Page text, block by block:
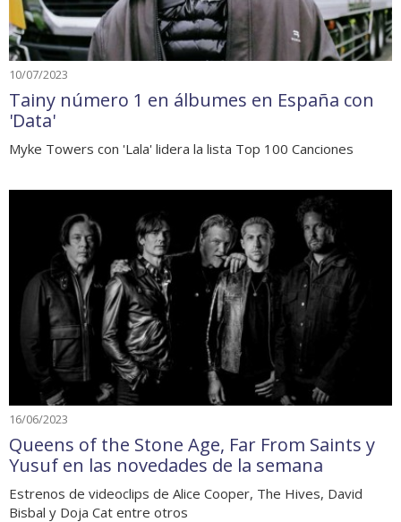
10/07/2023
Tainy número 1 en álbumes en España con
'Data'
Myke Towers con 'Lala' lidera la lista Top 100 Canciones
16/06/2023
Queens of the Stone Age, Far From Saints y
Yusuf en las novedades de la semana
Estrenos de videoclips de Alice Cooper, The Hives, David
Bisbal y Doja Cat entre otros